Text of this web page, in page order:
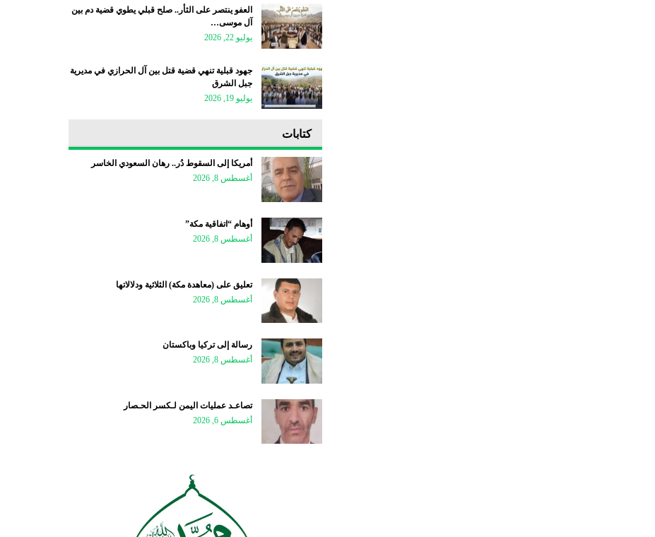
العفو ينتصر على الثأر.. صلح قبلي يطوي قضية دم بين
آل موسى…
يوليو 22, 2026
جهود قبلية تنهي قضية قتل بين آل الحرازي في مديرية
جبل الشرق
يوليو 19, 2026
كتابات
أمريكا إلى السقوط دُر.. رهان السعودي الخاسر
أغسطس 8, 2026
أوهام “اتفاقية مكة”
أغسطس 8, 2026
تعليق على (معاهدة مكة) الثلاثية ودلالاتها
أغسطس 8, 2026
رسالة إلى تركيا وباكستان
أغسطس 8, 2026
تصاعـد عمليات اليمن لـكسر الحـصار
أغسطس 6, 2026